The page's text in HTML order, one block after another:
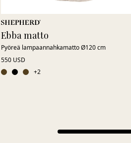
Ebba matto
Pyöreä lampaannahkamatto Ø120 cm
550 USD
+2